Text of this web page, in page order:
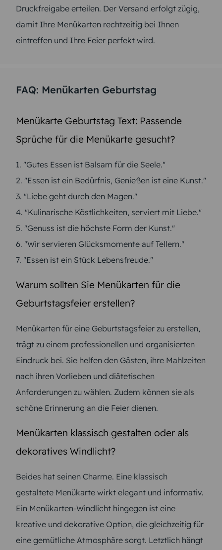
Druckfreigabe erteilen. Der Versand erfolgt zügig,
damit Ihre Menükarten rechtzeitig bei Ihnen
eintreffen und Ihre Feier perfekt wird.
FAQ: Menükarten Geburtstag
Menükarte Geburtstag Text: Passende
Sprüche für die Menükarte gesucht?
1. "Gutes Essen ist Balsam für die Seele."
2. "Essen ist ein Bedürfnis, Genießen ist eine Kunst."
3. "Liebe geht durch den Magen."
4. "Kulinarische Köstlichkeiten, serviert mit Liebe."
5. "Genuss ist die höchste Form der Kunst."
6. "Wir servieren Glücksmomente auf Tellern."
7. "Essen ist ein Stück Lebensfreude."
Warum sollten Sie Menükarten für die
Geburtstagsfeier erstellen?
Menükarten für eine Geburtstagsfeier zu erstellen,
trägt zu einem professionellen und organisierten
Eindruck bei. Sie helfen den Gästen, ihre Mahlzeiten
nach ihren Vorlieben und diätetischen
Anforderungen zu wählen. Zudem können sie als
schöne Erinnerung an die Feier dienen.
Menükarten klassisch gestalten oder als
dekoratives Windlicht?
Beides hat seinen Charme. Eine klassisch
gestaltete Menükarte wirkt elegant und informativ.
Ein Menükarten-Windlicht hingegen ist eine
kreative und dekorative Option, die gleichzeitig für
eine gemütliche Atmosphäre sorgt. Letztlich hängt